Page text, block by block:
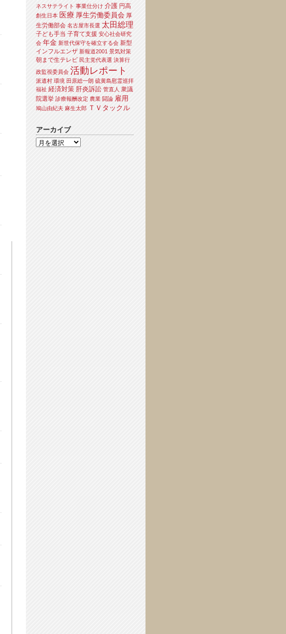
ネスサテライト 事業仕分け 介護 円高
創生日本 医療 厚生労働委員会 厚
生労働部会 名古屋市長選 太田総理
子ども手当 子育て支援 安心社会研究
会 年金 新世代保守を確立する会 新型
インフルエンザ 新報道2001 景気対策
朝まで生テレビ 民主党代表選 決算行
政監視委員会 活動レポート
派遣村 環境 田原総一朗 硫黄島慰霊巡拝
福祉 経済対策 肝炎訴訟 菅直人 衆議
院選挙 診療報酬改定 農業 闘論 雇用
鳩山由紀夫 麻生太郎 ＴＶタックル
アーカイブ